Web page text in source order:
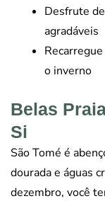
Desfrute
agradáveis
o inverno
Belas
Si
São Tomé é
dourada e águas
dezembro, você